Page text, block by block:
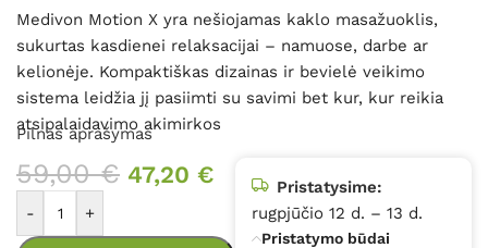
Medivon Motion X yra nešiojamas kaklo masažuoklis,
sukurtas kasdienei relaksacijai – namuose, darbe ar
kelionėje. Kompaktiškas dizainas ir bevielė veikimo
sistema leidžia jį pasiimti su savimi bet kur, kur reikia
atsipalaidavimo akimirkos
Pilnas aprašymas
59,00€ 47,20 €
- +
Pristatysime:
rugpjūčio 12 d. – 13 d.
Pristatymo būdai